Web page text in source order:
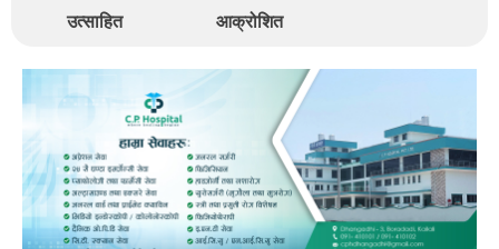
उत्साहित आक्रोशित